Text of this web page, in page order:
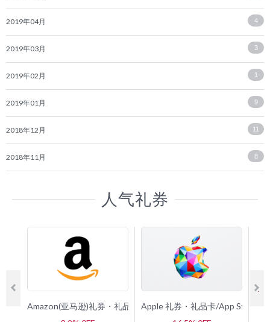
2019年04月 4
2019年03月 3
2019年02月 1
2019年01月 9
2018年12月 11
2018年11月 8
人气礼券
Amazon(亚马逊)礼券・礼品卡
Apple 礼券・礼品卡/App Store &